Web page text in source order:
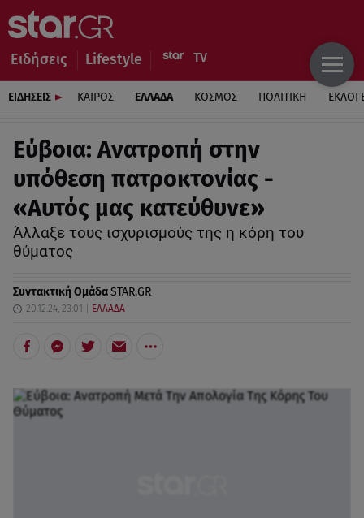
Ειδήσεις Lifestyle
ΕΙΔΗΣΕΙΣ ΚΑΙΡΟΣ ΕΛΛΑΔΑ ΚΟΣΜΟΣ ΠΟΛΙΤΙΚΗ
Εύβοια: Ανατροπή στην
υπόθεση πατροκτονίας -
«Αυτός μας κατεύθυνε»
Άλλαξε τους ισχυρισμούς της η κόρη του
θύματος
Συντακτική ΟμάδαSTAR.GR
20.12.24, 23:01 ΕΛΛΑΔΑ